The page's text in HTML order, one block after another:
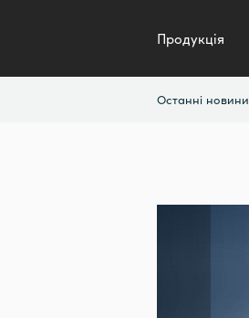
Продукція
Останні новини